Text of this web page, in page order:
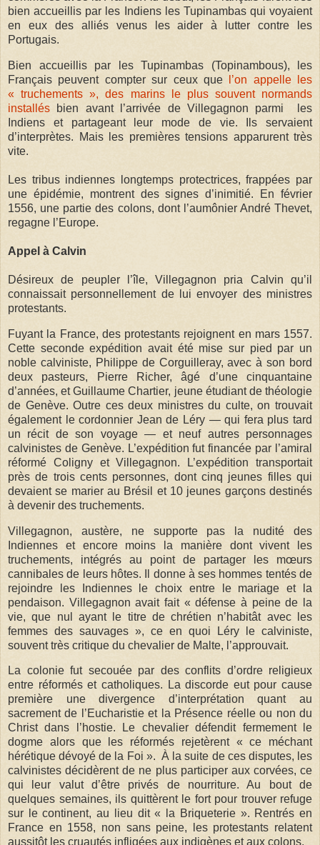
bien accueillis par les Indiens les Tupinambas qui voyaient
en eux des alliés venus les aider à lutter contre les
Portugais.
Bien accueillis par les Tupinambas (Topinambous), les
Français peuvent compter sur ceux quel’on appelle les
« truchements », des marins le plus souvent normands
installés bien avant l’arrivée de Villegagnon parmi les
Indiens et partageant leur mode de vie. Ils servaient
d’interprètes. Mais les premières tensions apparurent très
vite.
Les tribus indiennes longtemps protectrices, frappées par
une épidémie, montrent des signes d’inimitié. En février
1556, une partie des colons, dont l’aumônier André Thevet,
regagne l’Europe.
Appel à Calvin
Désireux de peupler l’île, Villegagnon pria Calvin qu’il
connaissait personnellement de lui envoyer des ministres
protestants.
Fuyant la France, des protestants rejoignent en mars 1557.
Cette seconde expédition avait été mise sur pied par un
noble calviniste, Philippe de Corguilleray, avec à son bord
deux pasteurs, Pierre Richer, âgé d’une cinquantaine
d’années, et Guillaume Chartier, jeune étudiant de théologie
de Genève. Outre ces deux ministres du culte, on trouvait
également le cordonnier Jean de Léry — qui fera plus tard
un récit de son voyage — et neuf autres personnages
calvinistes de Genève. L’expédition fut financée par l’amiral
réformé Coligny et Villegagnon. L’expédition transportait
près de trois cents personnes, dont cinq jeunes filles qui
devaient se marier au Brésil et 10 jeunes garçons destinés
à devenir des truchements.
Villegagnon, austère, ne supporte pas la nudité des
Indiennes et encore moins la manière dont vivent les
truchements, intégrés au point de partager les mœurs
cannibales de leurs hôtes. Il donne à ses hommes tentés de
rejoindre les Indiennes le choix entre le mariage et la
pendaison. Villegagnon avait fait « défense à peine de la
vie, que nul ayant le titre de chrétien n’habitât avec les
femmes des sauvages », ce en quoi Léry le calviniste,
souvent très critique du chevalier de Malte, l’approuvait.
La colonie fut secouée par des conflits d’ordre religieux
entre réformés et catholiques. La discorde eut pour cause
première une divergence d’interprétation quant au
sacrement de l’Eucharistie et la Présence réelle ou non du
Christ dans l’hostie. Le chevalier défendit fermement le
dogme alors que les réformés rejetèrent « ce méchant
hérétique dévoyé de la Foi ». À la suite de ces disputes, les
calvinistes décidèrent de ne plus participer aux corvées, ce
qui leur valut d’être privés de nourriture. Au bout de
quelques semaines, ils quittèrent le fort pour trouver refuge
sur le continent, au lieu dit « la Briqueterie ». Rentrés en
France en 1558, non sans peine, les protestants relatent
aussitôt les cruautés infligées aux indigènes et aux colons.